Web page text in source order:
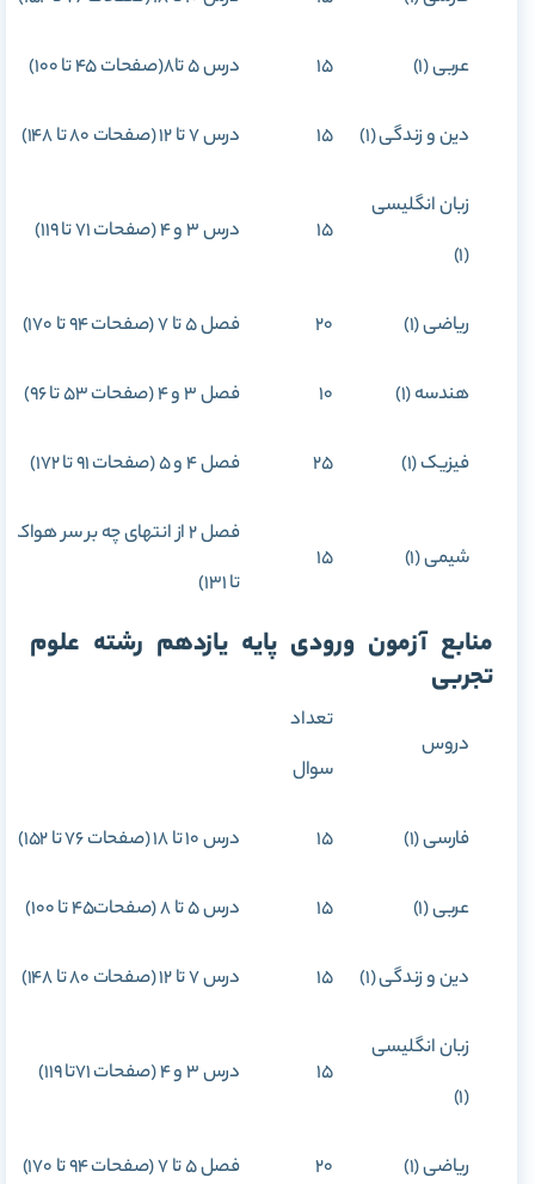
عربی (1) 15 درس 5 تا8(صفحات 45 تا 100)
دین و زندگی (1) 15 درس 7 تا 12 (صفحات 80 تا 148)
زبان انگلیسی
(1)
15 درس 3 و 4 (صفحات 71 تا 119)
ریاضی (1) 20 فصل 5 تا 7 (صفحات 94 تا 170)
هندسه (1) 10 فصل 3 و 4 (صفحات 53 تا 96)
فیزیک (1) 25 فصل 4 و 5 (صفحات 91 تا 172)
شیمی (1)
15
تا 131)
منابع آزمون ورودی پایه یازدهم رشته علوم
تجربی
دروس
تعداد
سوال
فارسی (1) 15 درس 10 تا 18 (صفحات 76 تا 152)
عربی (1) 15 درس 5 تا 8 (صفحات45 تا 100)
دین و زندگی (1) 15 درس 7 تا 12 (صفحات 80 تا 148)
زبان انگلیسی
(1)
15 درس 3 و 4 (صفحات 71تا 119)
ریاضی (1) 20 فصل 5 تا 7 (صفحات 94 تا 170)